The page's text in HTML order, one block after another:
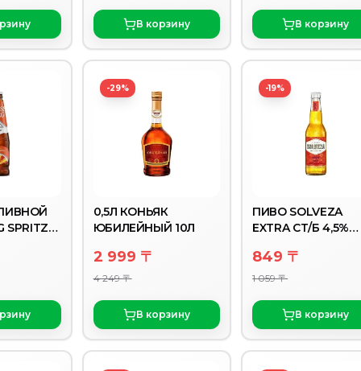
В корзину В корзину
SPRITZ
-29%
0,5Л КОНЬЯК
ЮБИЛЕЙНЫЙ 10Л
2 999 〒
4 249 〒
В корзину
-19%
ПИВО SOLVEZA
EXTRA СТ/Б 4,5%
849 〒
1 059 〒
В корзину